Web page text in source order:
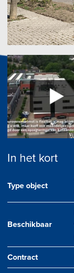
In het kort
Type object
Beschikbaar
Contract